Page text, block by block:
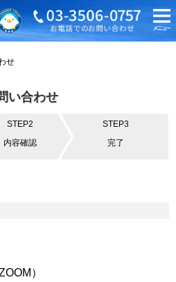
せ
い合わせ
STEP2
内容確認
STEP3
完了
）